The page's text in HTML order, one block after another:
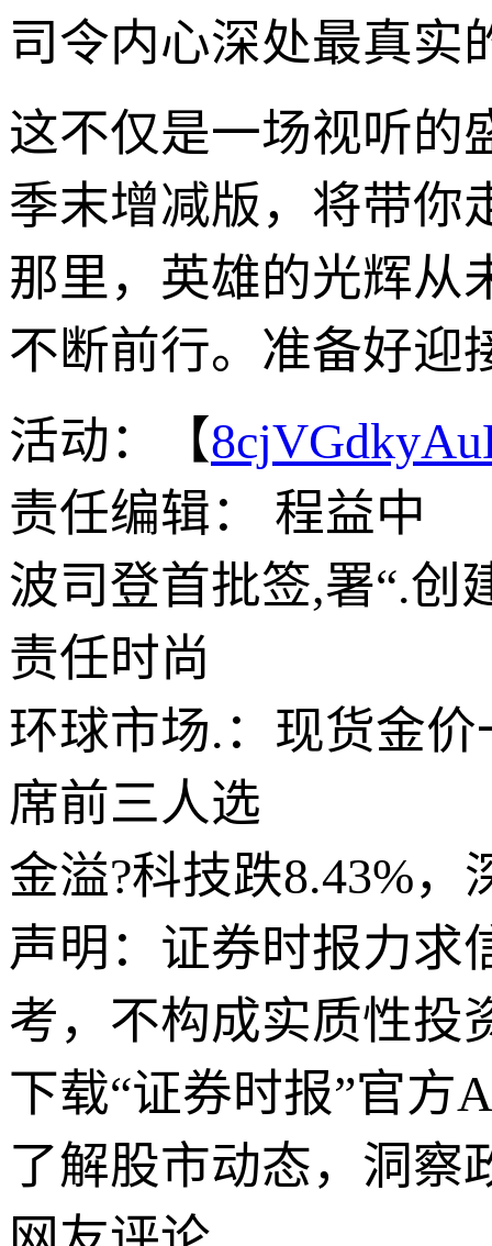
司令内心深处最真实
这不仅是一场视听的
季末增减版，将带你
那里，英雄的光辉从
不断前行。准备好迎
活动：【
责任编辑： 程益中
波司登首批签,署“.创
责任时尚
环球市场.：现货金
席前三人选
金溢?科技跌8.43%，
声明：证券时报力求
考，不构成实质性投
下载“证券时报”官方
了解股市动态，洞察